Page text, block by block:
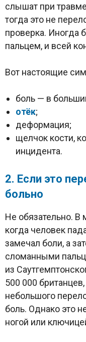
слышат при
тогда это не
проверка. Иногда
пальцем, и всей
Вот настоящие
боль — в
отёк;
деформация;
щелчок кости,
инцидента.
2. Если это
больно
Не обязательно.
когда человек
замечал боли, а
сломанными
из
500 000
небольшого
боль. Однако это
ногой или